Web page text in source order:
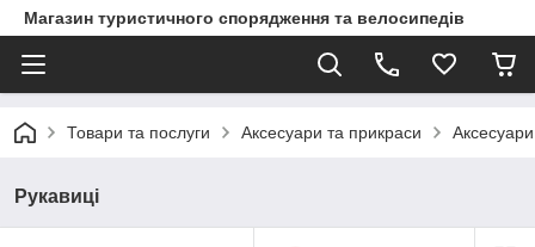
Магазин туристичного спорядження та велосипедів
Товари та послуги Аксесуари та прикраси Аксесуари
Рукавиці